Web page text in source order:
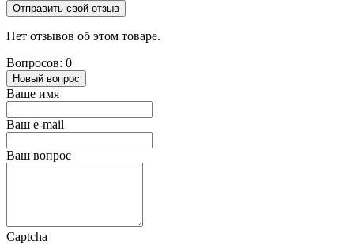
Отправить свой отзыв
Нет отзывов об этом товаре.
Вопросов: 0
Новый вопрос
Ваше имя
Ваш e-mail
Ваш вопрос
Captcha